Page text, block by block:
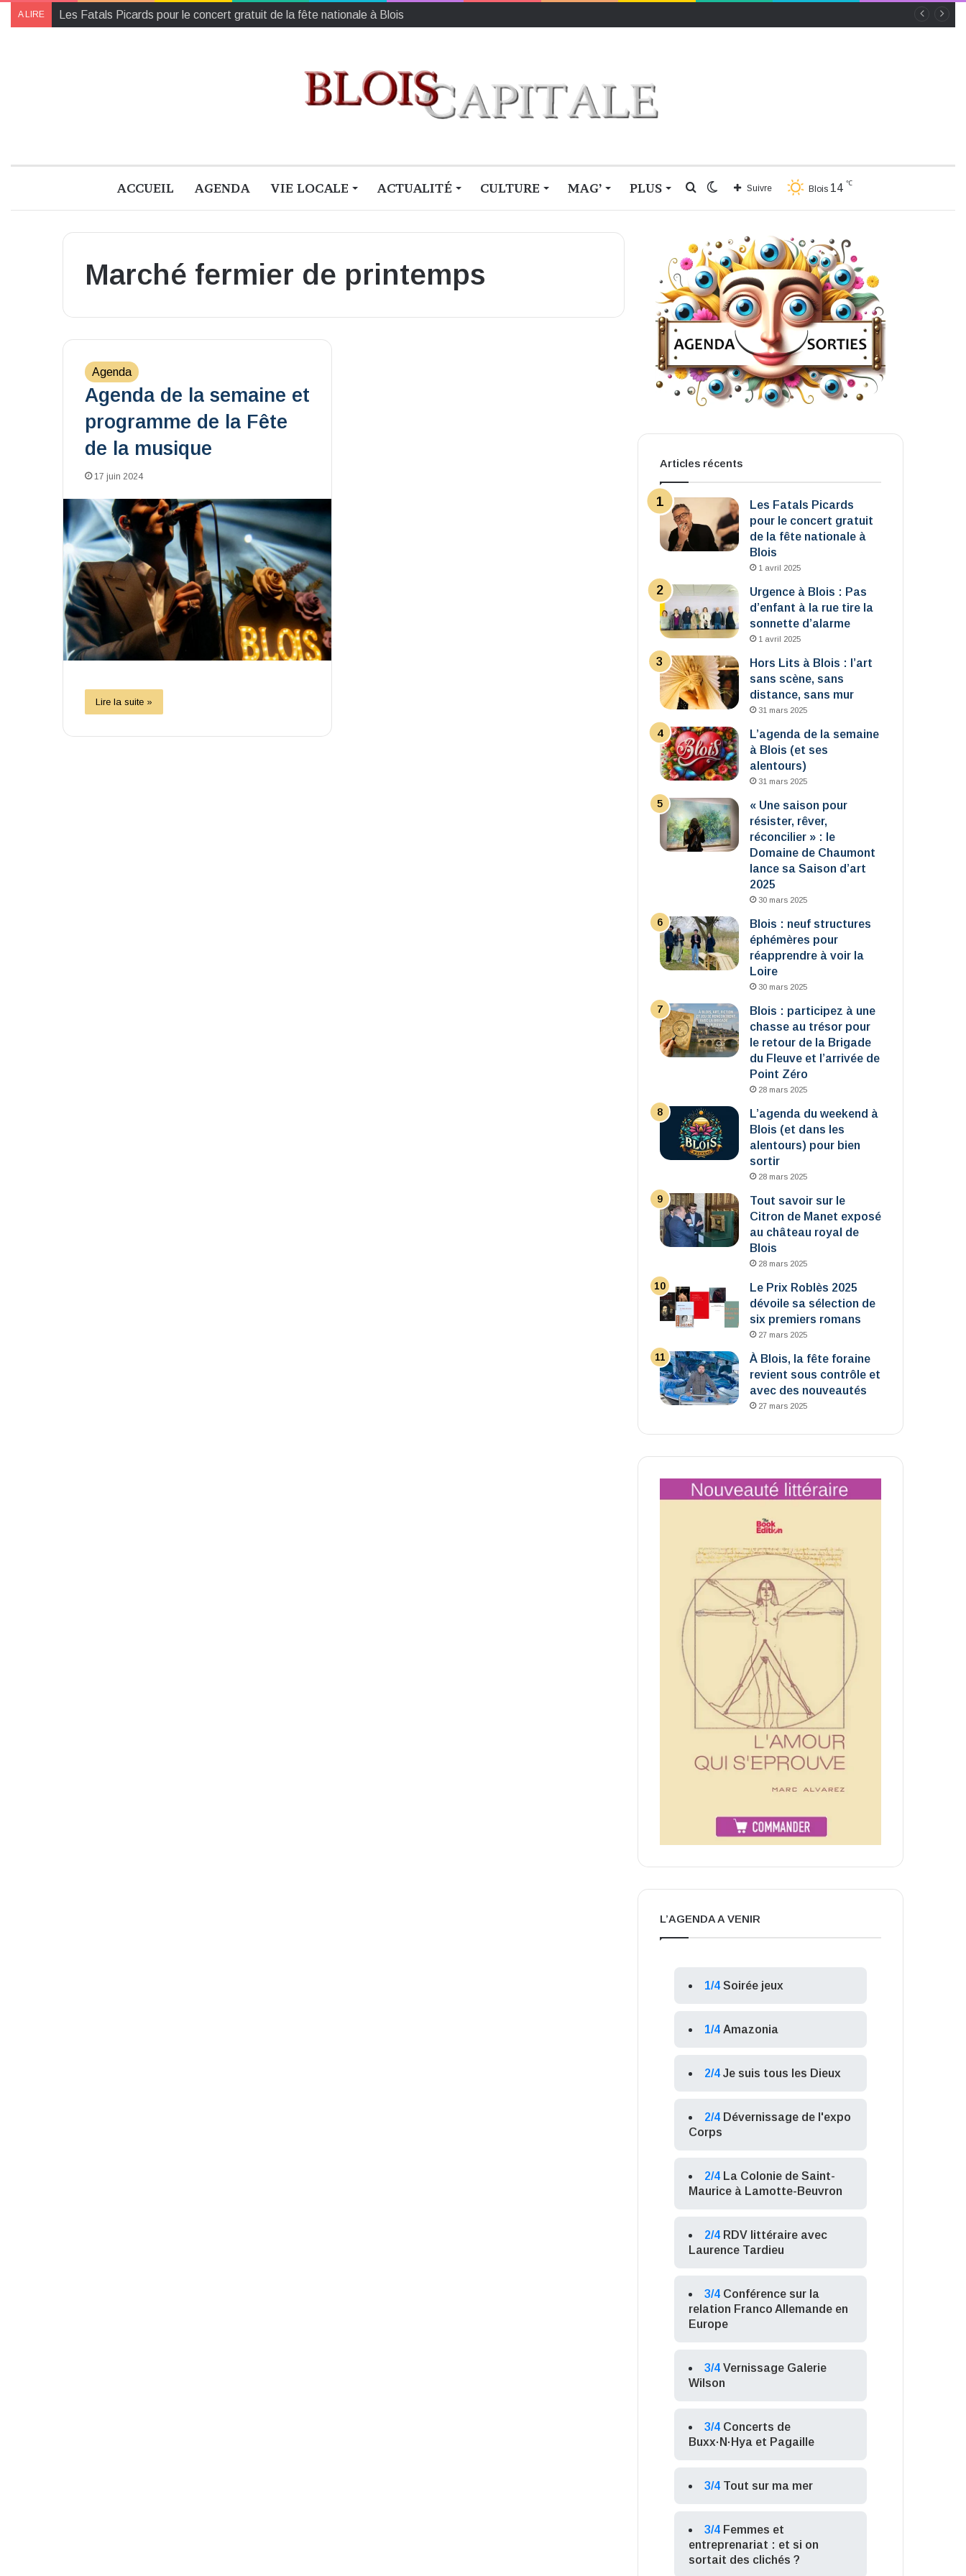
A LIRE Urgence à Blois : Pas d’enfant à la rue tire la sonnette d’alarme
ACCUEIL AGENDA VIE LOCALE ACTUALITÉ CULTURE MAG’ PLUS Blois 14 ℃
Suivre
Switch
Rechercher
Marché fermier de printemps
Agenda
Agenda de la semaine et
programme de la Fête
de la musique
17 juin 2024
Lire la suite »
Articles récents
Les Fatals Picards
pour le concert gratuit
de la fête nationale à
Blois
1 avril 2025
Urgence à Blois : Pas
d’enfant à la rue tire la
sonnette d’alarme
1 avril 2025
Hors Lits à Blois : l’art
sans scène, sans
distance, sans mur
31 mars 2025
L’agenda de la semaine
à Blois (et ses
alentours)
31 mars 2025
« Une saison pour
résister, rêver,
réconcilier » : le
Domaine de Chaumont
lance sa Saison d’art
2025
30 mars 2025
Blois : neuf structures
éphémères pour
réapprendre à voir la
Loire
30 mars 2025
Blois : participez à une
chasse au trésor pour
le retour de la Brigade
du Fleuve et l’arrivée de
Point Zéro
28 mars 2025
L’agenda du weekend à
Blois (et dans les
alentours) pour bien
sortir
28 mars 2025
Tout savoir sur le
Citron de Manet exposé
au château royal de
Blois
28 mars 2025
Le Prix Roblès 2025
dévoile sa sélection de
six premiers romans
27 mars 2025
À Blois, la fête foraine
revient sous contrôle et
avec des nouveautés
27 mars 2025
L’AGENDA A VENIR
1/4 Soirée jeux
1/4 Amazonia
2/4 Je suis tous les Dieux
2/4 Dévernissage de l'expo
Corps
2/4 La Colonie de Saint-
Maurice à Lamotte-Beuvron
2/4 RDV littéraire avec
Laurence Tardieu
3/4 Conférence sur la
relation Franco Allemande en
Europe
3/4 Vernissage Galerie
Wilson
3/4 Concerts de
Buxx·N·Hya et Pagaille
3/4 Tout sur ma mer
3/4 Femmes et
entreprenariat : et si on
sortait des clichés ?